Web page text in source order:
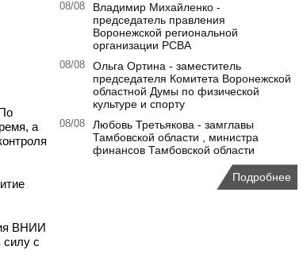
а
ВНИИ
силу с
08/08
Владимир Михайленко -
председатель правления
Воронежской региональной
организации РСВА
08/08
Ольга Ортина - заместитель
председателя Комитета Воронежской
областной Думы по физической
культуре и спорту
08/08
Любовь Третьякова - замглавы
Тамбовской области , министра
финансов Тамбовской области
Подробнее